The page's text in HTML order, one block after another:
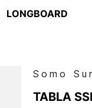
LONGBOARD
Somo
TABLA